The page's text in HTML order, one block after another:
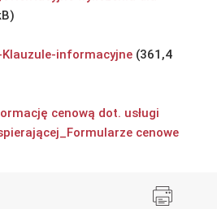
informacyjne
cenową dot. usługi
cenowe